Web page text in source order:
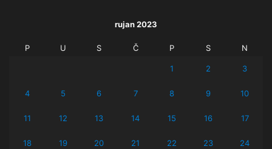
rujan 2023
P U S Č P S N
1 2 3
4 5 6 7 8 9 10
11 12 13 14 15 16 17
18 19 20 21 22 23 24